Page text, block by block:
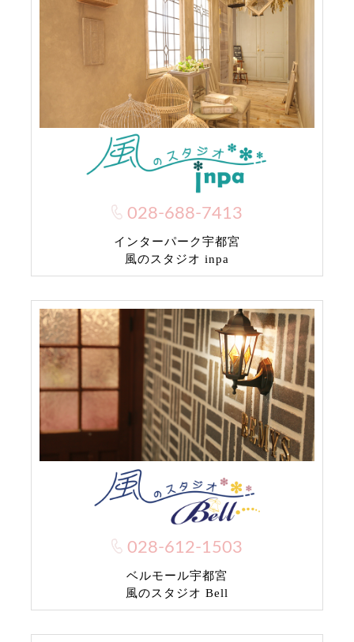
028-688-7413
インターパーク宇都宮
風のスタジオ inpa
028-612-1503
ベルモール宇都宮
風のスタジオ Bell